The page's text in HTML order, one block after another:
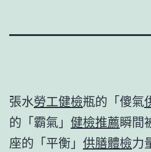
張水勞工健檢瓶的「傻氣
的「霸氣」 健檢推薦瞬間
座的「平衡」 供膳體檢力